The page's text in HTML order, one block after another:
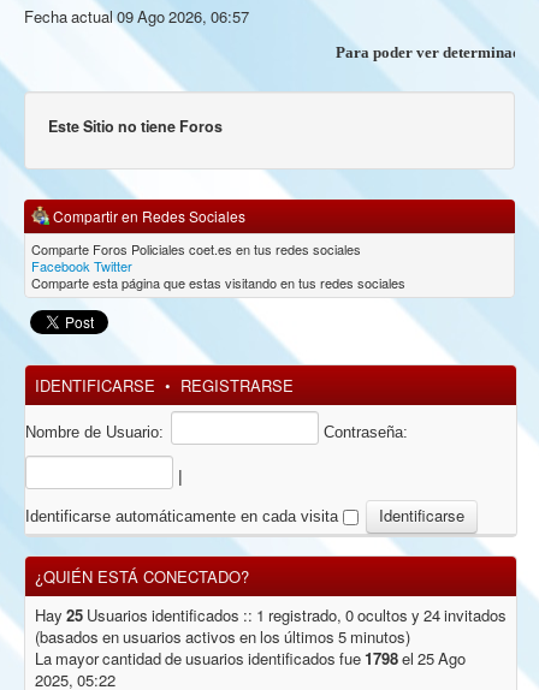
Fecha actual 09 Ago 2026, 06:57
Para poder ver determinados
Este Sitio no tiene Foros
Compartir en Redes Sociales
Comparte Foros Policiales coet.es en tus redes sociales
Facebook Twitter
Comparte esta página que estas visitando en tus redes sociales
IDENTIFICARSE • REGISTRARSE
Nombre de Usuario: Contraseña:
Identificarse automáticamente en cada visita
¿QUIÉN ESTÁ CONECTADO?
Hay 25 Usuarios identificados :: 1 registrado, 0 ocultos y 24 invitados
(basados en usuarios activos en los últimos 5 minutos)
La mayor cantidad de usuarios identificados fue 1798 el 25 Ago
2025, 05:22